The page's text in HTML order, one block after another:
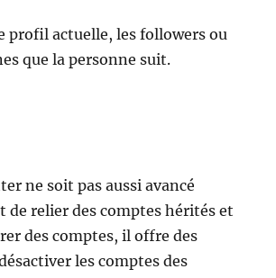
profil actuelle, les followers ou
que la personne suit.
ne soit pas aussi avancé
de relier des comptes hérités et
des comptes, il offre des
les comptes des